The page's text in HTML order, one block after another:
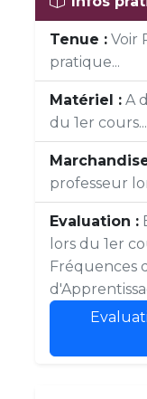
Tenue : Voir
pratique...
Matériel : A
du 1er cours...
professeur
Evaluation :
lors du 1er
Fréquences